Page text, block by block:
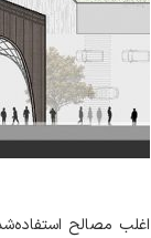
اغلب مصالح